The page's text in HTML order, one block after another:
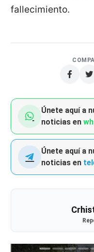
fallecimiento.
Únete aquí a
noticias en
Únete aquí a
noticias en